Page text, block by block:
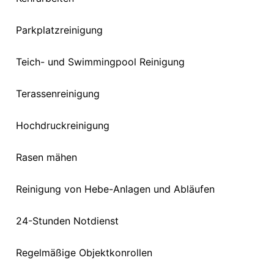
Parkplatzreinigung
Teich- und Swimmingpool Reinigung
Terassenreinigung
Hochdruckreinigung
Rasen mähen
Reinigung von Hebe-Anlagen und Abläufen
24-Stunden Notdienst
Regelmäßige Objektkonrollen